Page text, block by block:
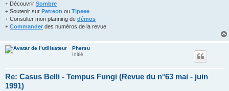
+ Découvrir Sombre
+ Soutenir sur Patreon ou Tipeee
+ Consulter mon planning de démos
+ Commander des numéros de la revue
Phersu
Initié
Re: Casus Belli - Tempus Fungi (Revue du n°63 mai - juin
1991)